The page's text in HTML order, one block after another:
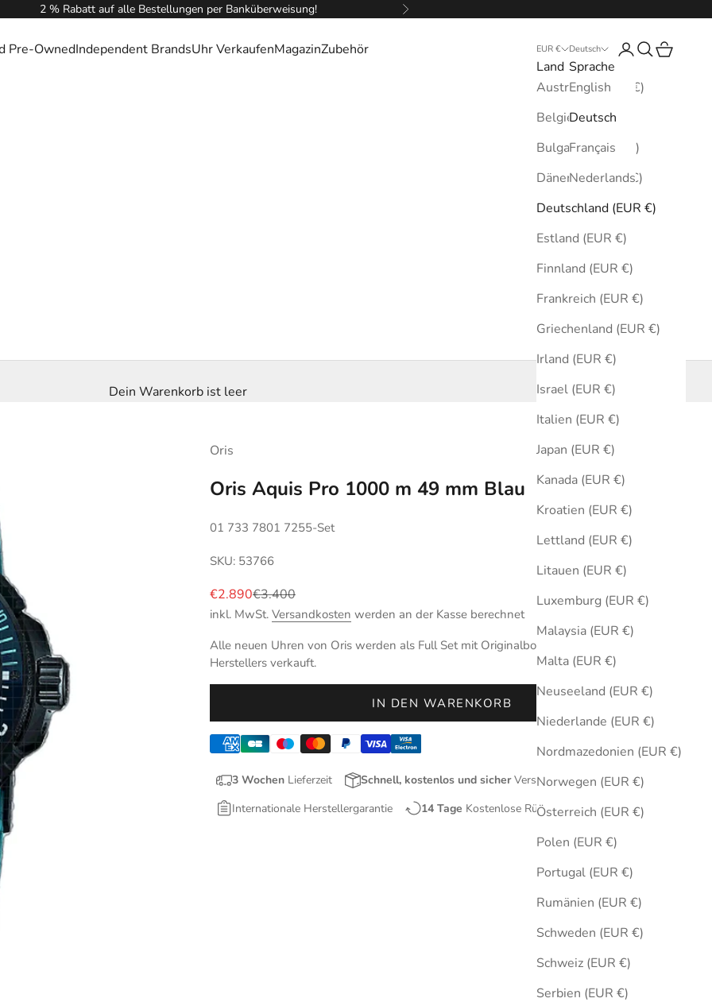
2 % Rabatt auf alle Bestellungen per Banküberweisung! Vor
Pre-OwnedIndependent BrandsUhr VerkaufenMagazinZubehör EUR €
Land
Australien (EUR €)
Belgien (EUR €)
Bulgarien (EUR €)
Dänemark (EUR €)
Deutschland (EUR €)
Estland (EUR €)
Finnland (EUR €)
Frankreich (EUR €)
Griechenland (EUR €)
Irland (EUR €)
Israel (EUR €)
Italien (EUR €)
Japan (EUR €)
Kanada (EUR €)
Kroatien (EUR €)
Lettland (EUR €)
Litauen (EUR €)
Luxemburg (EUR €)
Malaysia (EUR €)
Malta (EUR €)
Neuseeland (EUR €)
Niederlande (EUR €)
Nordmazedonien (EUR €)
Norwegen (EUR €)
Österreich (EUR €)
Polen (EUR €)
Portugal (EUR €)
Rumänien (EUR €)
Schweden (EUR €)
Schweiz (EUR €)
Serbien (EUR €)
Deutsch
Sprache
English
Deutsch
Français
Nederlands
Anmelden
Suchen
Dein Warenkorb ist leer
Oris
Oris Aquis Pro 1000 m 49 mm Blau
01 733 7801 7255-Set
SKU: 53766
Angebot
€2.890Regulärer Preis
€3.400
inkl. MwSt. Versandkosten werden an der Kasse berechnet
Alle neuen Uhren von Oris werden als Full Set mit Originalbox und Zertifikat des
Herstellers verkauft.
IN DEN WARENKORB
3 Wochen Lieferzeit Schnell, kostenlos und sicherVersand
Internationale Herstellergarantie
14 Tage Kostenlose Rücksendungen